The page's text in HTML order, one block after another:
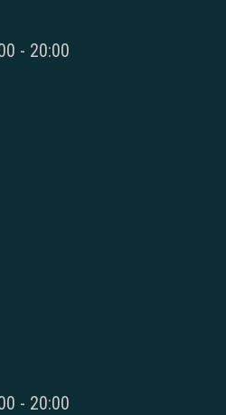
- 20:00
- 20:00